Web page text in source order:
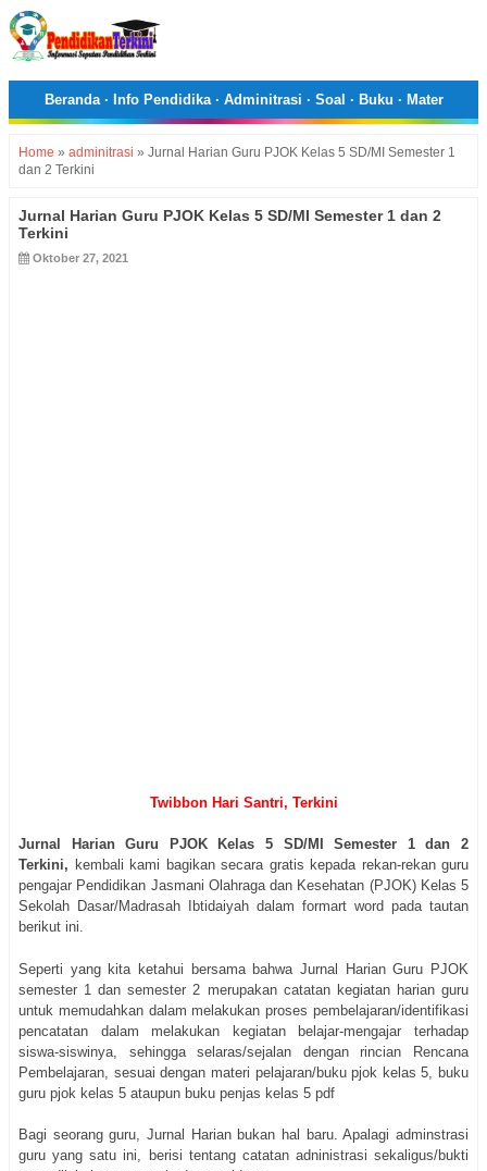
Beranda· Info Pendidika· Adminitrasi · Soal · Buku · Mater
Home » adminitrasi » Jurnal Harian Guru PJOK Kelas 5 SD/MI Semester 1
dan 2 Terkini
Jurnal Harian Guru PJOK Kelas 5 SD/MI Semester 1 dan 2
Terkini
Oktober 27, 2021
Twibbon Hari Santri, Terkini
Jurnal Harian Guru PJOK Kelas 5 SD/MI Semester 1 dan 2
Terkini, kembali kami bagikan secara gratis kepada rekan-rekan guru
pengajar Pendidikan Jasmani Olahraga dan Kesehatan (PJOK) Kelas 5
Sekolah Dasar/Madrasah Ibtidaiyah dalam formart word pada tautan
berikut ini.
Seperti yang kita ketahui bersama bahwa Jurnal Harian Guru PJOK
semester 1 dan semester 2 merupakan catatan kegiatan harian guru
untuk memudahkan dalam melakukan proses pembelajaran/identifikasi
pencatatan dalam melakukan kegiatan belajar-mengajar terhadap
siswa-siswinya, sehingga selaras/sejalan dengan rincian Rencana
Pembelajaran, sesuai dengan materi pelajaran/buku pjok kelas 5, buku
guru pjok kelas 5 ataupun buku penjas kelas 5 pdf
Bagi seorang guru, Jurnal Harian bukan hal baru. Apalagi adminstrasi
guru yang satu ini, berisi tentang catatan adninistrasi sekaligus/bukti